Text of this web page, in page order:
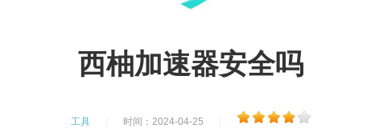
西柚加速器安全吗
工具 时间：2024-04-25